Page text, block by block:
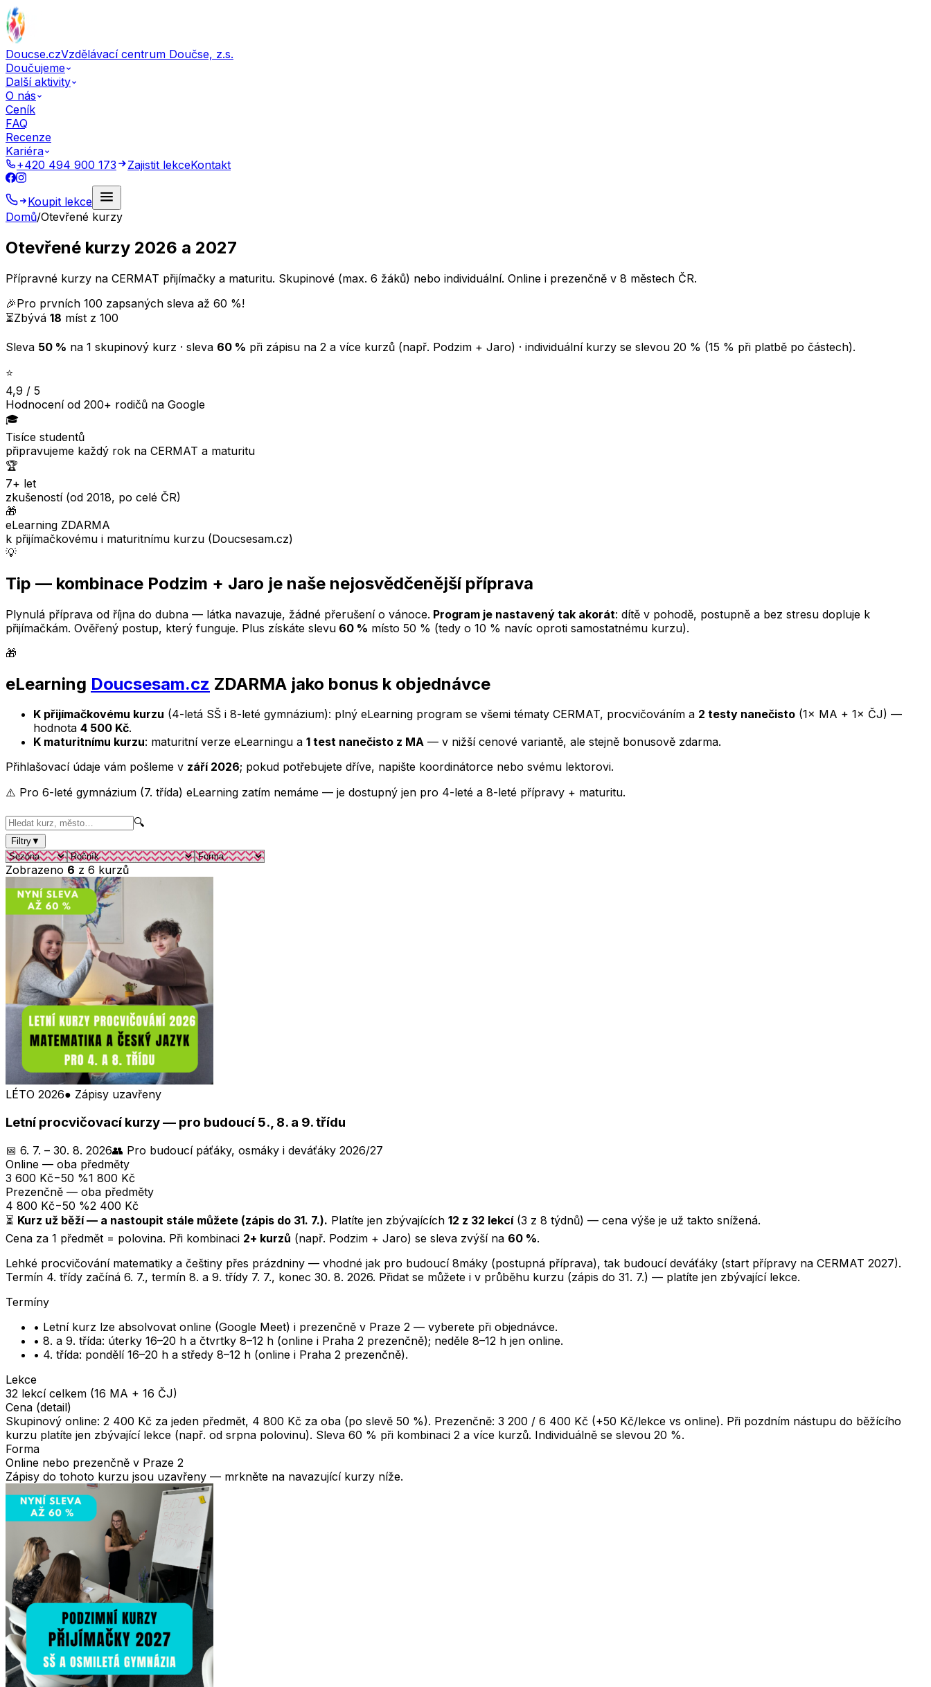
Doucse.czVzdělávací centrum Doučse, z.s.
Doučujeme
Další aktivity
O nás
Ceník
FAQ
Recenze
Kariéra
+420 494 900 173
Zajistit lekceKontakt
Koupit lekce
Domů/Otevřené kurzy
Otevřené kurzy 2026 a 2027
Přípravné kurzy na CERMAT přijímačky a maturitu. Skupinové (max. 6 žáků) nebo individuální. Online i prezenčně v 8 městech ČR.
🎉Pro prvních 100 zapsaných sleva až 60 %!
⏳Zbývá 18 míst z 100
Sleva 50 % na 1 skupinový kurz · sleva 60 % při zápisu na 2 a více kurzů (např. Podzim + Jaro) · individuální kurzy se slevou 20 % (15 % při platbě po částech).
⭐
4,9 / 5
Hodnocení od 200+ rodičů na Google
🎓
Tisíce studentů
připravujeme každý rok na CERMAT a maturitu
🏆
7+ let
zkušeností (od 2018, po celé ČR)
🎁
eLearning ZDARMA
k přijímačkovému i maturitnímu kurzu (Doucsesam.cz)
💡
Tip — kombinace Podzim + Jaro je naše nejosvědčenější příprava
Plynulá příprava od října do dubna — látka navazuje, žádné přerušení o vánoce. Program je nastavený tak akorát: dítě v pohodě, postupně a bez stresu dopluje k
přijímačkám. Ověřený postup, který funguje. Plus získáte slevu 60 % místo 50 % (tedy o 10 % navíc oproti samostatnému kurzu).
🎁
eLearning Doucsesam.cz ZDARMA jako bonus k objednávce
K přijímačkovému kurzu (4-letá SŠ i 8-leté gymnázium): plný eLearning program se všemi tématy CERMAT, procvičováním a 2 testy nanečisto (1× MA + 1× ČJ) —
hodnota 4 500 Kč.
K maturitnímu kurzu: maturitní verze eLearningu a 1 test nanečisto z MA — v nižší cenové variantě, ale stejně bonusově zdarma.
Přihlašovací údaje vám pošleme v září 2026; pokud potřebujete dříve, napište koordinátorce nebo svému lektorovi.
⚠️ Pro 6-leté gymnázium (7. třída) eLearning zatím nemáme — je dostupný jen pro 4-leté a 8-leté přípravy + maturitu.
🔍
Filtry▼
Zobrazeno 6 z 6 kurzů
LÉTO 2026● Zápisy uzavřeny
Letní procvičovací kurzy — pro budoucí 5., 8. a 9. třídu
📅 6. 7. – 30. 8. 2026👥 Pro budoucí páťáky, osmáky i deváťáky 2026/27
Online — oba předměty
3 600 Kč−50 %1 800 Kč
Prezenčně — oba předměty
4 800 Kč−50 %2 400 Kč
⏳ Kurz už běží — a nastoupit stále můžete (zápis do 31. 7.). Platíte jen zbývajících 12 z 32 lekcí(3 z 8 týdnů) — cena výše je už takto snížená.
Cena za 1 předmět = polovina. Při kombinaci 2+ kurzů (např. Podzim + Jaro) se sleva zvýší na 60 %.
Lehké procvičování matematiky a češtiny přes prázdniny — vhodné jak pro budoucí 8máky (postupná příprava), tak budoucí deváťáky (start přípravy na CERMAT 2027).
Termín 4. třídy začíná 6. 7., termín 8. a 9. třídy 7. 7., konec 30. 8. 2026. Přidat se můžete i v průběhu kurzu (zápis do 31. 7.) — platíte jen zbývající lekce.
Termíny
• Letní kurz lze absolvovat online (Google Meet) i prezenčně v Praze 2 — vyberete při objednávce.
• 8. a 9. třída: úterky 16–20 h a čtvrtky 8–12 h (online i Praha 2 prezenčně); neděle 8–12 h jen online.
• 4. třída: pondělí 16–20 h a středy 8–12 h (online i Praha 2 prezenčně).
Lekce
32 lekcí celkem (16 MA + 16 ČJ)
Cena (detail)
Skupinový online: 2 400 Kč za jeden předmět, 4 800 Kč za oba (po slevě 50 %). Prezenčně: 3 200 / 6 400 Kč (+50 Kč/lekce vs online). Při pozdním nástupu do běžícího
kurzu platíte jen zbývající lekce (např. od srpna polovinu). Sleva 60 % při kombinaci 2 a více kurzů. Individuálně se slevou 20 %.
Forma
Online nebo prezenčně v Praze 2
Zápisy do tohoto kurzu jsou uzavřeny — mrkněte na navazující kurzy níže.